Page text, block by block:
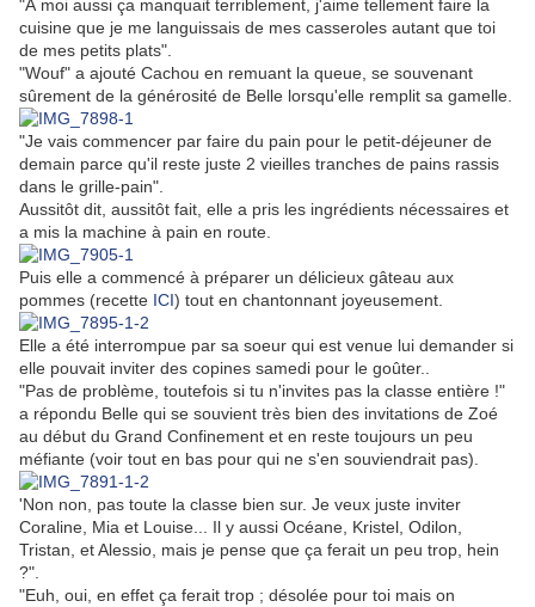
"À moi aussi ça manquait terriblement, j'aime tellement faire la
cuisine que je me languissais de mes casseroles autant que toi
de mes petits plats".
"Wouf" a ajouté Cachou en remuant la queue, se souvenant
sûrement de la générosité de Belle lorsqu'elle remplit sa gamelle.
"Je vais commencer par faire du pain pour le petit-déjeuner de
demain parce qu'il reste juste 2 vieilles tranches de pains rassis
dans le grille-pain".
Aussitôt dit, aussitôt fait, elle a pris les ingrédients nécessaires et
a mis la machine à pain en route.
Puis elle a commencé à préparer un délicieux gâteau aux
pommes (recette ICI) tout en chantonnant joyeusement.
Elle a été interrompue par sa soeur qui est venue lui demander si
elle pouvait inviter des copines samedi pour le goûter..
"Pas de problème, toutefois si tu n'invites pas la classe entière !"
a répondu Belle qui se souvient très bien des invitations de Zoé
au début du Grand Confinement et en reste toujours un peu
méfiante (voir tout en bas pour qui ne s'en souviendrait pas).
'Non non, pas toute la classe bien sur. Je veux juste inviter
Coraline, Mia et Louise... Il y aussi Océane, Kristel, Odilon,
Tristan, et Alessio, mais je pense que ça ferait un peu trop, hein
?".
"Euh, oui, en effet ça ferait trop ; désolée pour toi mais on